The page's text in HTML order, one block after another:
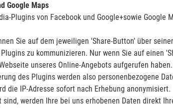
Google Maps
Plugins von Facebook und Google+sowie Google
Sie auf dem jeweiligen 'Share-Button' über
zu kommunizieren. Nur wenn Sie auf einen
unseres Online-Angebots aufgerufen
des Plugins werden also personenbezogene
die IP-Adresse sofort nach Erhebung anonymisiert.
werden Ihre bei uns erhobenen Daten direkt